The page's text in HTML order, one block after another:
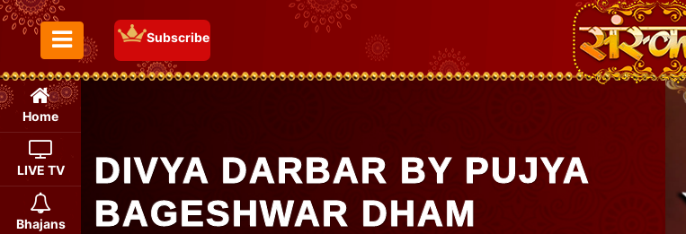
Toggle Menu
Subscribe
Home
LIVE TV
Bhajans
DIVYA DARBAR BY PUJYA
BAGESHWAR DHAM